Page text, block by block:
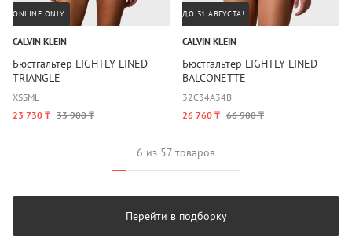
ONLINE ONLY
CALVIN KLEIN
Бюстгальтер LIGHTLY LINED
TRIANGLE
XSSML
23 730 ₸ 33 900 ₸
ДО 31 АВГУСТА!
CALVIN KLEIN
Бюстгальтер LIGHTLY LINED
BALCONETTE
32C34A34B
26 760 ₸ 66 900 ₸
6 из 57 товаров
Перейти в подборку